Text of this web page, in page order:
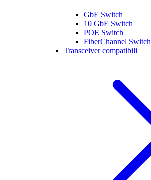
GbE Switch
10 GbE Switch
POE Switch
FiberChannel Switch
Transceiver compatibili